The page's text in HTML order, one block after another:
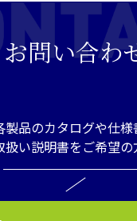
お問い合わ
製品のカタログや仕様
扱い説明書をご希望の